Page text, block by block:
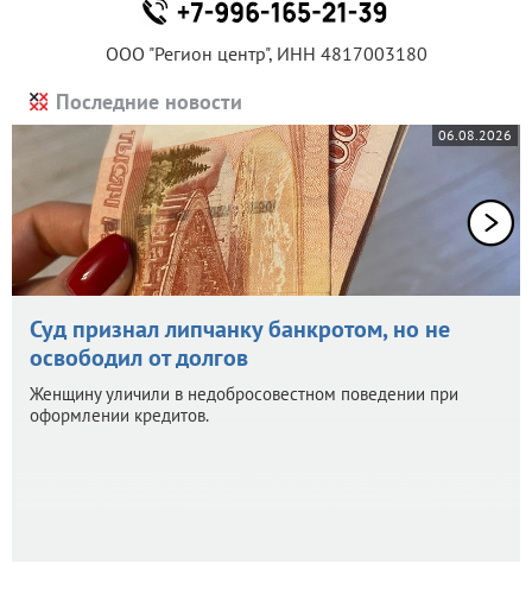
ООО "Регион центр", ИНН 4817003180
Последние новости
06.08.2026
Суд признал липчанку банкротом, но не
освободил от долгов
Женщину уличили в недобросовестном поведении при
оформлении кредитов.